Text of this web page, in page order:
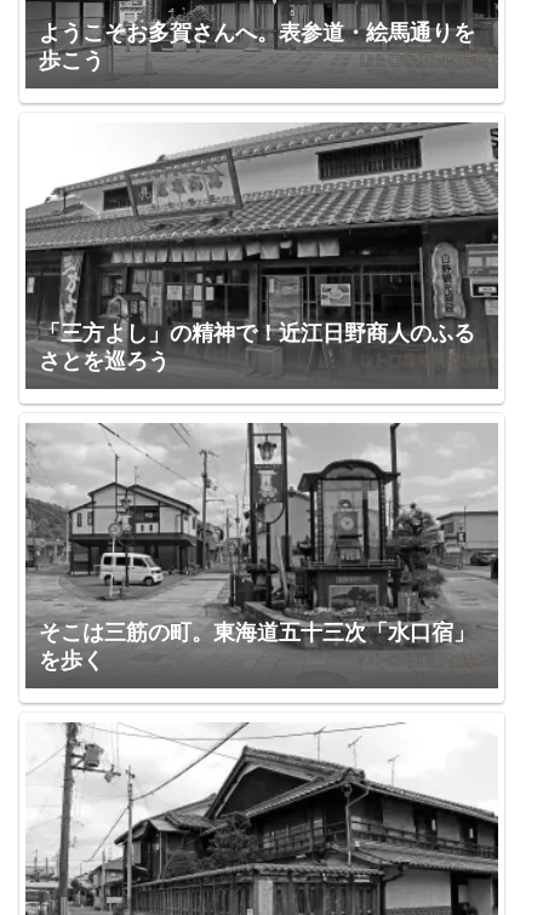
ようこそお多賀さんへ。表参道・絵馬通りを
歩こう
「三方よし」の精神で！近江日野商人のふる
さとを巡ろう
そこは三筋の町。東海道五十三次「水口宿」
を歩く